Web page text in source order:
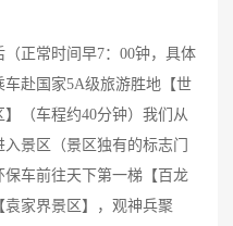
（正常时间早7：00钟，具体
赴国家5A级旅游胜地【世
（车程约40分钟）我们从
景区（景区独有的标志门
车前往天下第一梯【百龙
家界景区】，观神兵聚